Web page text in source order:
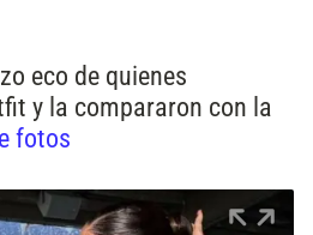
eco de quienes
y la compararon con la
fotos